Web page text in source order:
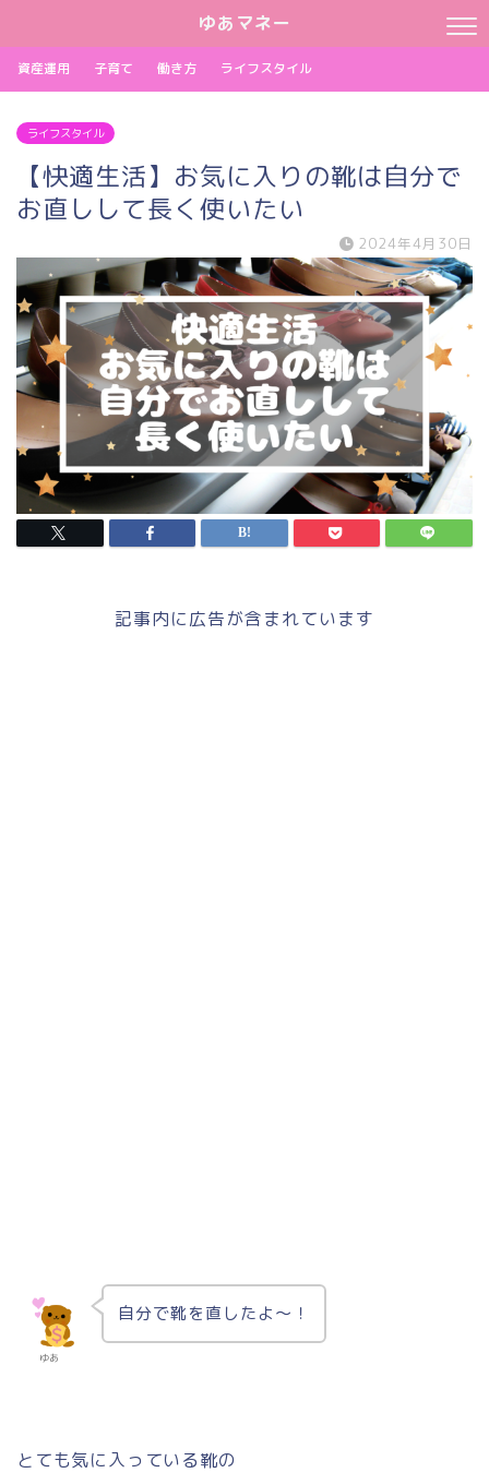
ゆあマネー
資産運用 子育て 働き方 ライフスタイル
ライフスタイル
【快適生活】お気に入りの靴は自分で
お直しして長く使いたい
2024年4月30日
記事内に広告が含まれています
ゆあ
自分で靴を直したよ〜！
とても気に入っている靴の